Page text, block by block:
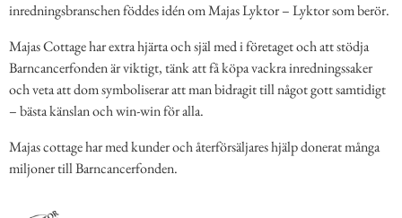
inredningsbranschen föddes idén om Majas Lyktor – Lyktor som berör.
Majas Cottage har extra hjärta och själ med i företaget och att stödja
Barncancerfonden är viktigt, tänk att få köpa vackra inredningssaker
och veta att dom symboliserar att man bidragit till något gott samtidigt
– bästa känslan och win-win för alla.
Majas cottage har med kunder och återförsäljares hjälp donerat många
miljoner till Barncancerfonden.